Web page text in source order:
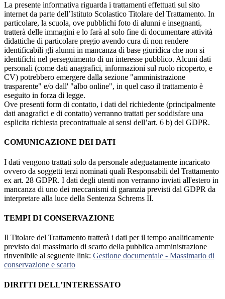
La presente informativa riguarda i trattamenti effettuati sul sito
internet da parte dell’Istituto Scolastico Titolare del Trattamento. In
particolare, la scuola, ove pubblichi foto di alunni e insegnanti,
tratterà delle immagini e lo farà al solo fine di documentare attività
didattiche di particolare pregio avendo cura di non rendere
identificabili gli alunni in mancanza di base giuridica che non si
identifichi nel perseguimento di un interesse pubblico. Alcuni dati
personali (come dati anagrafici, informazioni sul ruolo ricoperto, e
CV) potrebbero emergere dalla sezione "amministrazione
trasparente" e/o dall' "albo online", in quel caso il trattamento è
eseguito in forza di legge.
Ove presenti form di contatto, i dati del richiedente (principalmente
dati anagrafici e di contatto) verranno trattati per soddisfare una
esplicita richiesta precontrattuale ai sensi dell’art. 6 b) del GDPR.
COMUNICAZIONE DEI DATI
I dati vengono trattati solo da personale adeguatamente incaricato
ovvero da soggetti terzi nominati quali Responsabili del Trattamento
ex art. 28 GDPR. I dati degli utenti non verranno inviati all'estero in
mancanza di uno dei meccanismi di garanzia previsti dal GDPR da
interpretare alla luce della Sentenza Schrems II.
TEMPI DI CONSERVAZIONE
Il Titolare del Trattamento tratterà i dati per il tempo analiticamente
previsto dal massimario di scarto della pubblica amministrazione
rinvenibile al seguente link: Gestione documentale - Massimario di
conservazione e scarto
DIRITTI DELL’INTERESSATO